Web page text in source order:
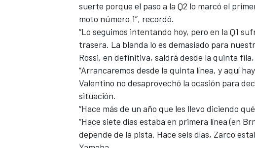
MÁS CATEGORÍAS
suerte porque el paso a la Q2 lo marcó el
moto número 1”, recordó.
“Lo seguimos intentando hoy, pero en la Q1
trasera. La blanda lo es demasiado para
Rossi, en definitiva, saldrá desde la quinta
“Arrancaremos desde la quinta línea, y aquí
Valentino no desaprovechó la ocasión para
situación.
“Hace más de un año que les llevo diciendo
“Hace siete días estaba en primera línea (en
depende de la pista. Hace seis días, Zarco